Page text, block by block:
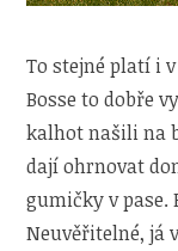
To stejné platí i
Bosse to dobře
kalhot našili na
dají ohrnovat
gumičky v pase.
Neuvěřitelné, já